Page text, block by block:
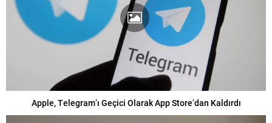
Apple, Telegram’ı Geçici Olarak App Store’dan Kaldırdı